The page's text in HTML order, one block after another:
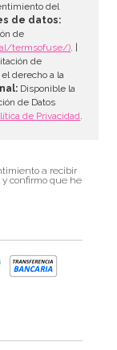
del
de datos:
de
termsofuse/). |
de
derecho a la
Disponible la
de Datos
de Privacidad.
a recibir
confirmo que he